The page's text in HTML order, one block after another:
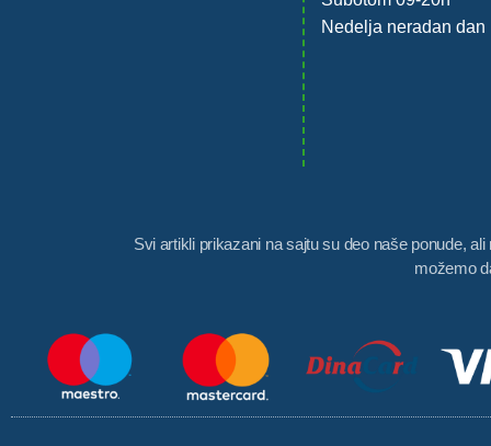
Nedelja neradan dan
Svi artikli prikazani na sajtu su deo naše ponude,
možemo